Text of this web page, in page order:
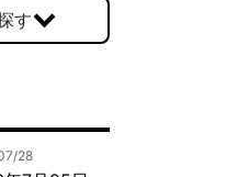
す
28